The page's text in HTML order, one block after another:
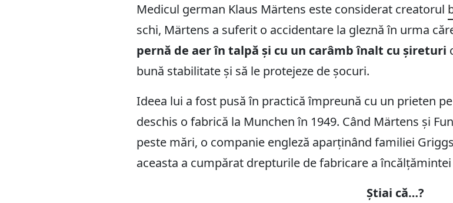
Medicul german Klaus Märtens este considerat creatorul
schi, Märtens a suferit o accidentare la gleznă în urma
pernă de aer în talpă și cu un carâmb înalt cu șireturi
bună stabilitate și să le protejeze de șocuri.
Ideea lui a fost pusă în practică împreună cu un prieten
deschis o fabrică la Munchen în 1949. Când Märtens și
peste mări, o companie engleză aparținând familiei
aceasta a cumpărat drepturile de fabricare a
Știai că…?